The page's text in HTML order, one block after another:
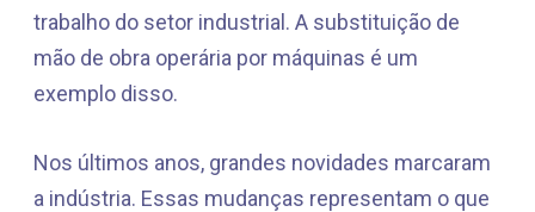
trabalho do setor industrial. A substituição de
mão de obra operária por máquinas é um
exemplo disso.
Nos últimos anos, grandes novidades marcaram
a indústria. Essas mudanças representam o que